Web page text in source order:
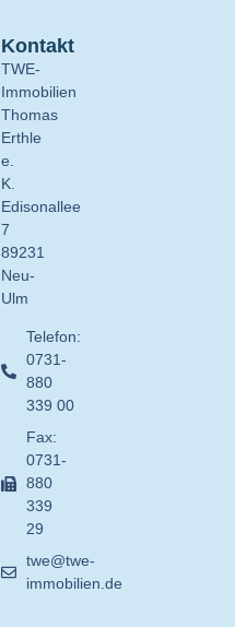
Kontakt
TWE-
Immobilien
Thomas
Erthle
e.
K.
Edisonallee
7
89231
Neu-
Ulm
Telefon:
0731-
880
339 00
Fax:
0731-
880
339
29
twe@twe-
immobilien.de